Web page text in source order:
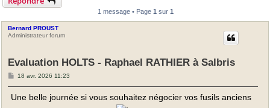
1 message • Page 1 sur 1
Bernard PROUST
Administrateur forum
Evaluation HOLTS - Raphael RATHIER à Salbris
M
s
18 avr. 2026 11:23
Une belle journée si vous souhaitez négocier vos fusils anciens